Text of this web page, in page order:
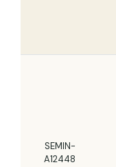
SEMIN-
A12448